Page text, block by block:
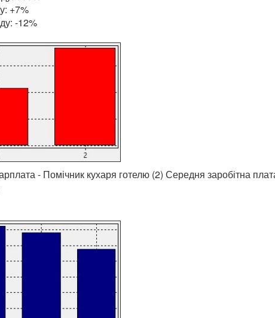
+7%
-12%
- Помічник кухаря готелю (2) Середня заробітна